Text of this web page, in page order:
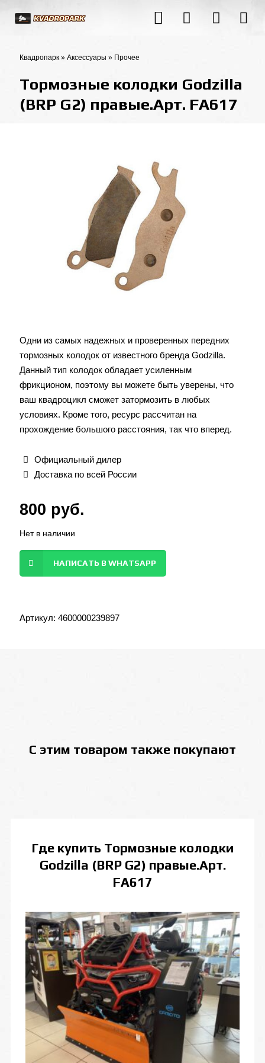
Квадропарк » Аксессуары » Прочее
Тормозные колодки Godzilla
(BRP G2) правые.Арт. FA617
Одни из самых надежных и проверенных передних
тормозных колодок от известного бренда Godzilla.
Данный тип колодок обладает усиленным
фрикционом, поэтому вы можете быть уверены, что
ваш квадроцикл сможет затормозить в любых
условиях. Кроме того, ресурс рассчитан на
прохождение большого расстояния, так что вперед.
Официальный дилер
Доставка по всей России
800 руб.
Нет в наличии
НАПИСАТЬ В WHATSAPP
Артикул: 4600000239897
С этим товаром также покупают
Где купить Тормозные колодки
Godzilla (BRP G2) правые.Арт.
FA617